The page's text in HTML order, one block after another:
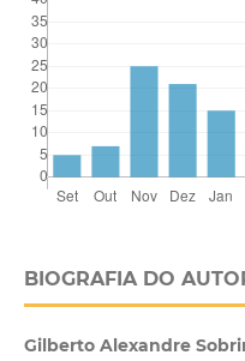
BIOGRAFIA DO
Gilberto Alexandre